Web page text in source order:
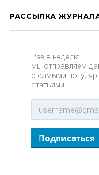
РАССЫЛКА ЖУРНАЛА
Раз в неделю
мы отправляем
с самыми
статьями.
Подписаться